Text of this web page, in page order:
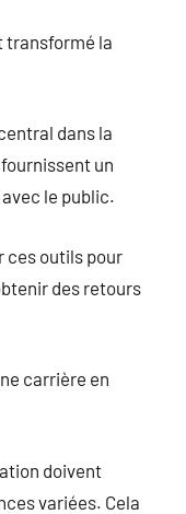
transformé la
dans la
un
le public.
ces outils pour
des retours
carrière en
doivent
variées. Cela